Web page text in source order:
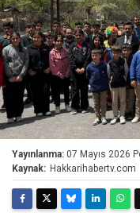
Yayınlanma: 07 Mayıs 2026
Kaynak: Hakkarihabertv.com